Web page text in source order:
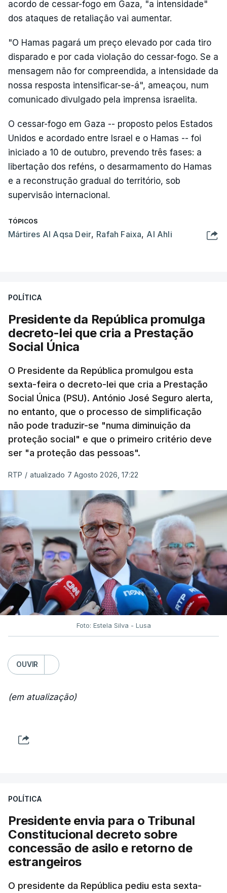
acordo de cessar-fogo em Gaza, "a intensidade"
dos ataques de retaliação vai aumentar.
"O Hamas pagará um preço elevado por cada tiro
disparado e por cada violação do cessar-fogo. Se a
mensagem não for compreendida, a intensidade da
nossa resposta intensificar-se-á", ameaçou, num
comunicado divulgado pela imprensa israelita.
O cessar-fogo em Gaza -- proposto pelos Estados
Unidos e acordado entre Israel e o Hamas -- foi
iniciado a 10 de outubro, prevendo três fases: a
libertação dos reféns, o desarmamento do Hamas
e a reconstrução gradual do território, sob
supervisão internacional.
TÓPICOS
Mártires Al Aqsa Deir, Rafah Faixa, Al Ahli
POLÍTICA
Presidente da República promulga
decreto-lei que cria a Prestação
Social Única
O Presidente da República promulgou esta
sexta-feira o decreto-lei que cria a Prestação
Social Única (PSU). António José Seguro alerta,
no entanto, que o processo de simplificação
não pode traduzir-se "numa diminuição da
proteção social" e que o primeiro critério deve
ser "a proteção das pessoas".
RTP / atualizado 7 Agosto 2026, 17:22
Foto: Estela Silva - Lusa
OUVIR
(em atualização)
POLÍTICA
Presidente envia para o Tribunal
Constitucional decreto sobre
concessão de asilo e retorno de
estrangeiros
O presidente da República pediu esta sexta-